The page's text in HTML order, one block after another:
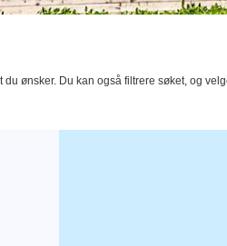
ønsker. Du kan også filtrere søket, og